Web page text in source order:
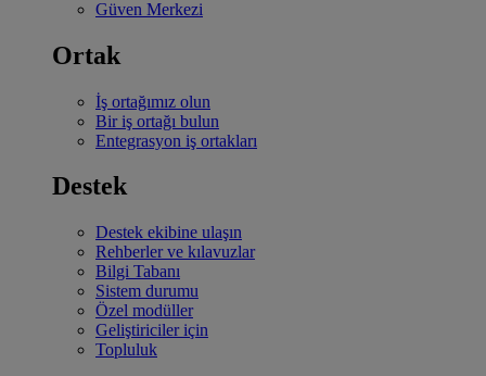
Güven Merkezi
Ortak
İş ortağımız olun
Bir iş ortağı bulun
Entegrasyon iş ortakları
Destek
Destek ekibine ulaşın
Rehberler ve kılavuzlar
Bilgi Tabanı
Sistem durumu
Özel modüller
Geliştiriciler için
Topluluk